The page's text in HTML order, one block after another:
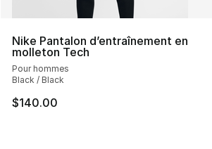
Nike Pantalon d’entraînement en
molleton Tech
Pour hommes
Black / Black
$140.00